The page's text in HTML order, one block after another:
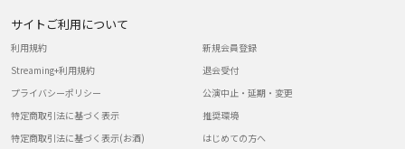
サイトご利用について
利用規約
Streaming+利用規約
プライバシーポリシー
特定商取引法に基づく表示
特定商取引法に基づく表示(お酒)
新規会員登録
退会受付
公演中止・延期・変更
推奨環境
はじめての方へ